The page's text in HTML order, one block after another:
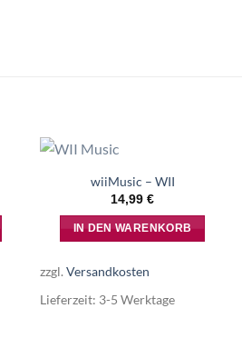
wiiMusic – WII
14,99 €
IN DEN WARENKORB
zzgl. Versandkosten
Lieferzeit: 3-5 Werktage